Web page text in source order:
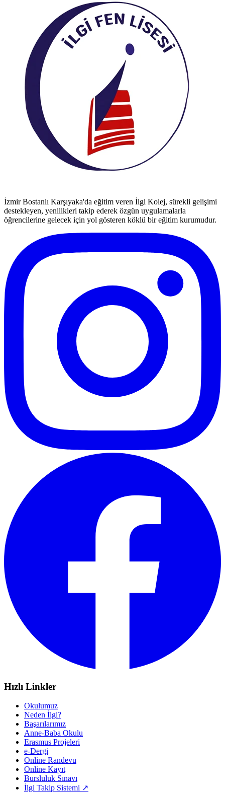
İzmir Bostanlı Karşıyaka'da eğitim veren İlgi Kolej, sürekli gelişimi
destekleyen, yenilikleri takip ederek özgün uygulamalarla
öğrencilerine gelecek için yol gösteren köklü bir eğitim kurumudur.
Hızlı Linkler
Okulumuz
Neden İlgi?
Başarılarımız
Anne-Baba Okulu
Erasmus Projeleri
e-Dergi
Online Randevu
Online Kayıt
Bursluluk Sınavı
İlgi Takip Sistemi ↗